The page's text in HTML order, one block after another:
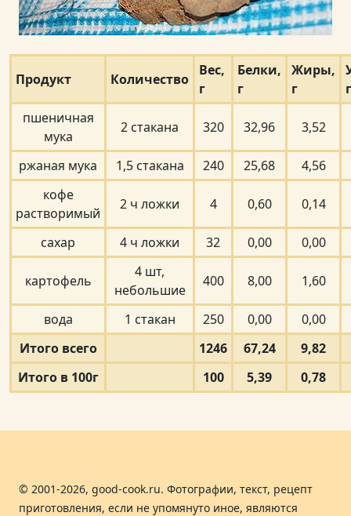
Продукт Количество
Вес,
г
Белки,
г
Жиры,
г
г
пшеничная
мука
2 стакана 320 32,96 3,52
ржаная мука 1,5 стакана 240 25,68
4,56
кофе
растворимый
2 ч ложки 4 0,60 0,14
сахар 4 ч ложки 32 0,00 0,00
картофель
4 шт,
небольшие
400 8,00 1,60
вода 1 стакан 250 0,00
0,00
Итого всего
1246 67,24
9,82
Итого в 100г
100 5,39 0,78
© 2001-2026, good-cook.ru. Фотографии, текст, рецепт
приготовления, если не упомянуто иное, являются